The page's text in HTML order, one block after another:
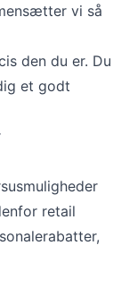
vi så
den du er. Du
et godt
retail